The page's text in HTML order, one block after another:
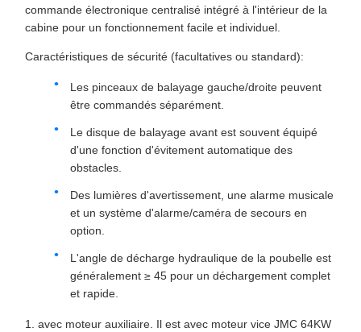
commande électronique centralisé intégré à l'intérieur de la
cabine pour un fonctionnement facile et individuel.
Caractéristiques de sécurité (facultatives ou standard):
Les pinceaux de balayage gauche/droite peuvent
être commandés séparément.
Le disque de balayage avant est souvent équipé
d'une fonction d'évitement automatique des
obstacles.
Des lumières d'avertissement, une alarme musicale
et un système d'alarme/caméra de secours en
option.
L'angle de décharge hydraulique de la poubelle est
généralement ≥ 45 pour un déchargement complet
et rapide.
1. avec moteur auxiliaire. Il est avec moteur vice JMC 64KW